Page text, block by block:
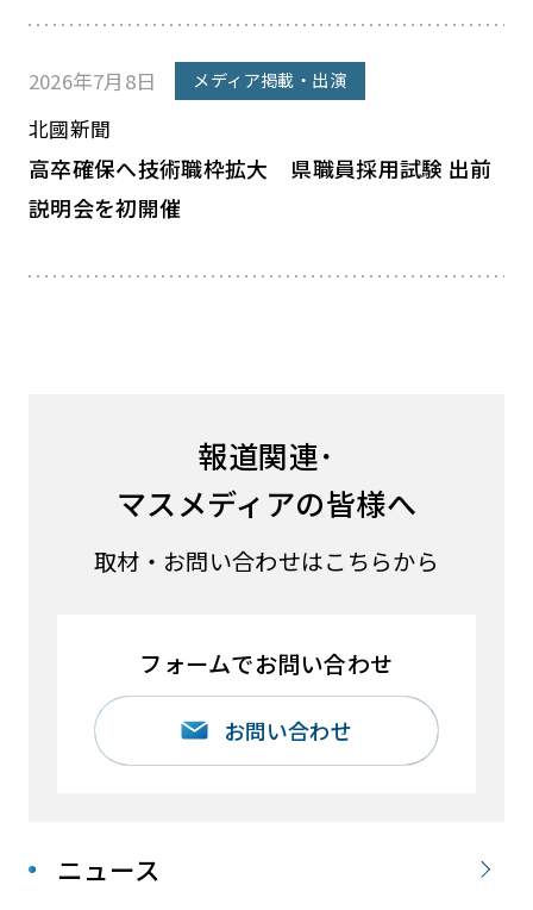
ニュース
2026年7月8日 メディア掲載・出演
北國新聞
高卒確保へ技術職枠拡大 県職員採用試験 出前
説明会を初開催
報道関連･
マスメディアの皆様へ
取材・お問い合わせはこちらから
フォームでお問い合わせ
お問い合わせ